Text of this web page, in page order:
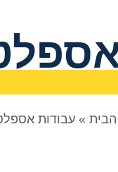
»עבודות